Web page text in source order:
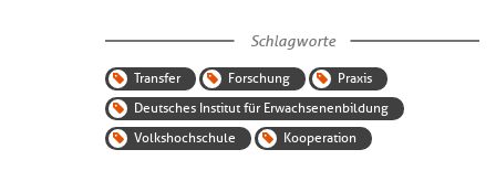
Schlagworte
Transfer Forschung
Praxis
Deutsches Institut für Erwachsenenbildung
Volkshochschule
Kooperation